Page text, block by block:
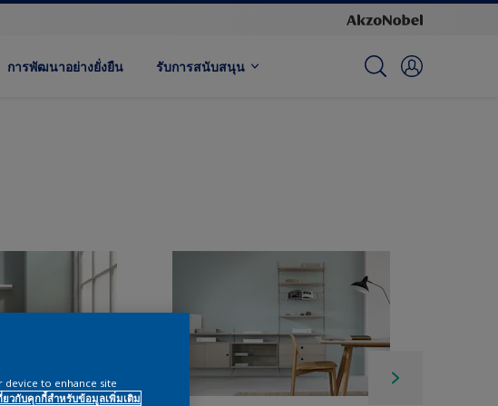
การพัฒนาอย่างยั่งยืน รับการสนับสนุน
device to enhance site
ยวกับคุกกี้สำหรับข้อมูลเพิ่มเติม